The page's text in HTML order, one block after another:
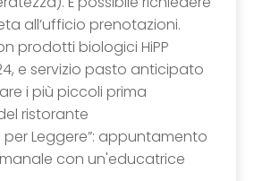
all’ufficio prenotazioni.
prodotti biologici HiPP
e servizio pasto anticipato
i più piccoli prima
ristorante
per Leggere”: appuntamento
con un'educatrice